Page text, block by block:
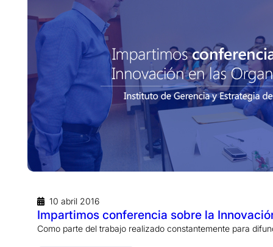
10 abril 2016
Impartimos conferencia sobre la
Como parte del trabajo realizado constantemente para